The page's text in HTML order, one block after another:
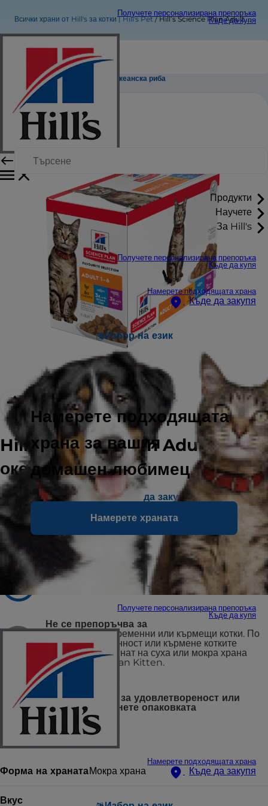
Получете персонализирана препоръка
Къде да купя
Продукти
Научете
За Hill's
Получете персонализирана препоръка
Къде да купя
Намерете подходящата храна
Къде да закупя
Избор на език
Намерете подходящата
храна за вашия
домашен любимец
Намерете храната
Получете персонализирана препоръка
Къде да купя
Намерете подходящата храна
Къде да закупя
Всички храни от Hill's за котки | Hill's Pet Hill’s Science Plan Adult пауч с океанска риба
Hill’s Science Plan Adult пауч с океанска риба
Hill’s Science Plan Adult пауч с
океанска риба
Намерете къде да закупите
Акценти
Препоръчва се за
Котки в зряла възраст, 1–6 години
Не се препоръчва за
Подрастващи, бременни или кърмещи котки. По
време на бременност или кърмене котките
трябва да преминат на суха или мокра храна
Hill's Science Plan Kitten.
100% гаранция за удовлетвореност или
можете да върнете опаковката
Форма на хранатаМокра храна
Вкус